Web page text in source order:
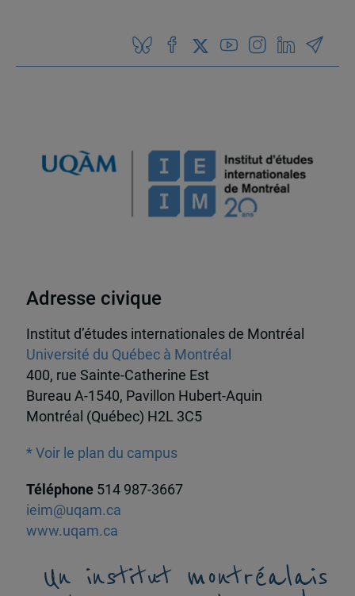
Adresse civique
Institut d’études internationales de Montréal
Université du Québec à Montréal
400, rue Sainte-Catherine Est
Bureau A-1540, Pavillon Hubert-Aquin
Montréal (Québec) H2L 3C5
* Voir le plan du campus
Téléphone 514 987-3667
ieim@uqam.ca
www.uqam.ca
Un institut montréalais